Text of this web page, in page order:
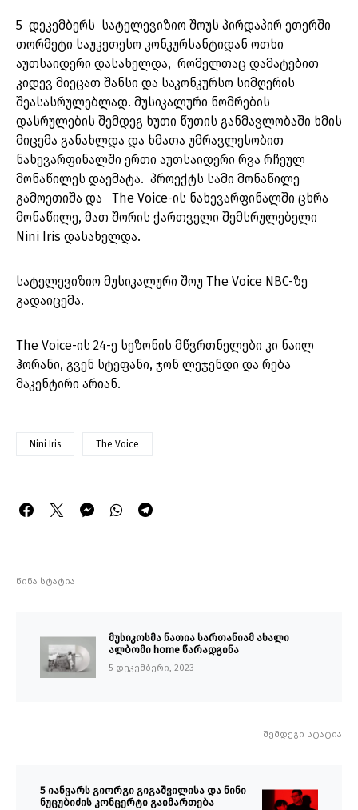
5 დეკემბერს სატელევიზიო შოუს პირდაპირ ეთერში
თორმეტი საუკეთესო კონკურსანტიდან ოთხი
აუთსაიდერი დასახელდა, რომელთაც დამატებით
კიდევ მიეცათ შანსი და საკონკურსო სიმღერის
შეასასრულებლად. მუსიკალური ნომრების
დასრულების შემდეგ ხუთი წუთის განმავლობაში ხმის
მიცემა განახლდა და ხმათა უმრავლესობით
ნახევარფინალში ერთი აუთსაიდერი რვა რჩეულ
მონაწილეს დაემატა. პროექტს სამი მონაწილე
გამოეთიშა და The Voice-ის ნახევარფინალში ცხრა
მონაწილე, მათ შორის ქართველი შემსრულებელი
Nini Iris დასახელდა.
სატელევიზიო მუსიკალური შოუ The Voice NBC-ზე
გადაიცემა.
The Voice-ის 24-ე სეზონის მწვრთნელები კი ნაილ
ჰორანი, გვენ სტეფანი, ჯონ ლეჯენდი და რება
მაკენტირი არიან.
Nini Iris The Voice
წინა სტატია
მუსიკოსმა ნათია სართანიამ ახალი
ალბომი home წარადგინა
5 დეკემბერი, 2023
შემდეგი სტატია
5 იანვარს გიორგი გიგაშვილისა და ნინი
ნუცუბიძის კონცერტი გაიმართება